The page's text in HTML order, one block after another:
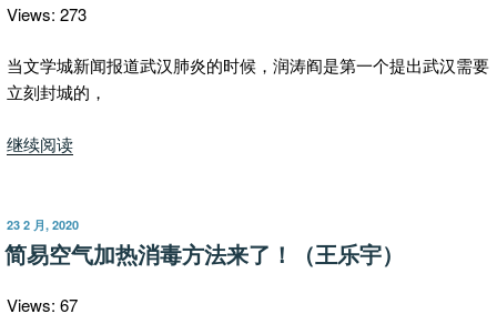
Views: 273
当文学城新闻报道武汉肺炎的时候，润涛阎是第一个提出武汉需要
立刻封城的，
继续阅读“该
封
城？”
发
布
于
23 2 月, 2020
简易空气加热消毒方法来了！（王乐宇）
Views: 67